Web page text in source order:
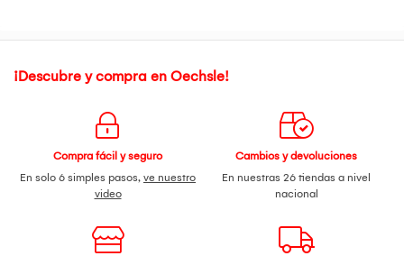
¡Descubre y compra en Oechsle!
Compra fácil y seguro
En solo 6 simples pasos, ve nuestro
video
Cambios y devoluciones
En nuestras 26 tiendas a nivel
nacional